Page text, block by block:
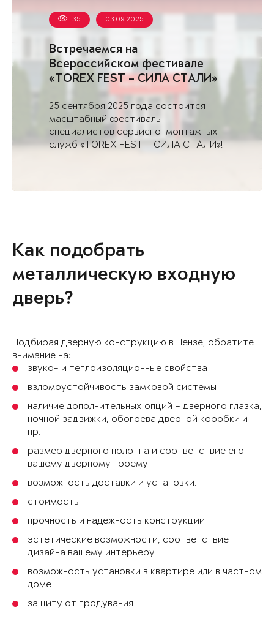
Встречаемся на
Всероссийском фестивале
«TOREX FEST – СИЛА СТАЛИ»
35 03.09.2025
25 сентября 2025 года состоится
масштабный фестиваль
специалистов сервисно-монтажных
служб «TOREX FEST – СИЛА СТАЛИ»!
Как подобрать
металлическую входную
дверь?
Подбирая дверную конструкцию в Пензе, обратите
внимание на:
звуко- и теплоизоляционные свойства
взломоустойчивость замковой системы
наличие дополнительных опций – дверного глазка,
ночной задвижки, обогрева дверной коробки и
пр.
размер дверного полотна и соответствие его
вашему дверному проему
возможность доставки и установки.
стоимость
прочность и надежность конструкции
эстетические возможности, соответствие
дизайна вашему интерьеру
возможность установки в квартире или в частном
доме
защиту от продувания